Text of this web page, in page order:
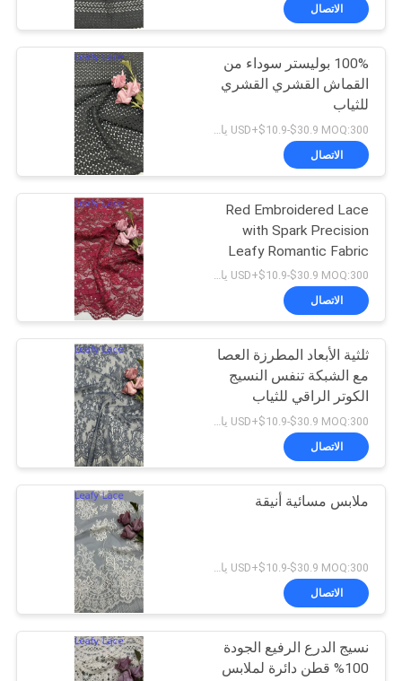
ضبط
الجودة
اتصل
طلب
اقتباس
خريطة
الموقع
سياسة
الخصوصية
حبالي نسيج الدانتيل
50
3D أقمشة الدانتيل
الأزهار
36
تقليم الدانتيل
13
26
الاتصال
100% بوليستر سوداء من
القماش القشري القشري
للثياب
الاتصال
Red Embroidered Lace
with Spark Precision
Leafy Romantic Fabric
for Party Gowns
USD+$10.9-$30.9 MOQ:300 ياردة
الاتصال
ثلثية الأبعاد المطرزة العصا
مع الشبكة تنفس النسيج
الكوتر الراقي للثياب
الرسمية والجالي
USD+$10.9-$30.9 MOQ:300 ياردة
الاتصال
ملابس مسائية أنيقة
الاتصال
نسيج الدرع الرفيع الجودة
100% قطن دائرة لملابس